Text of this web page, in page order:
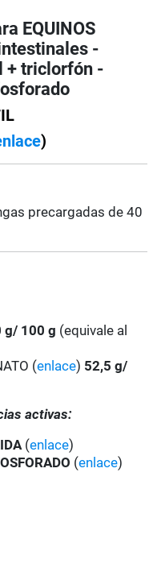
EQUINOS
-
+ triclorfón -
)
precargadas de 40
g/ 100 g (equivale al
(enlace) 52,5 g/
activas:
(enlace)
(enlace)